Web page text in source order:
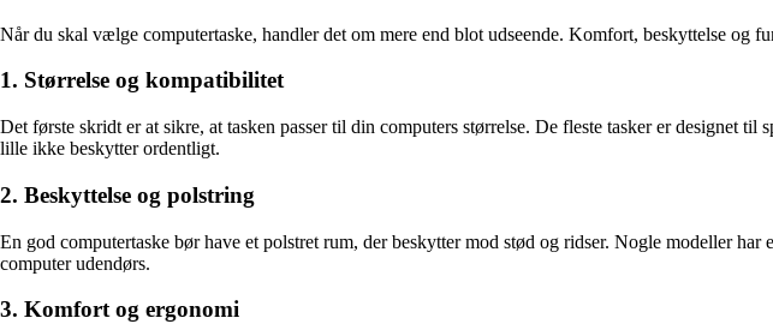
Når du skal vælge computertaske, handler det om mere end blot udseende. Komfort, beskyttelse og
1. Størrelse og kompatibilitet
Det første skridt er at sikre, at tasken passer til din computers størrelse. De fleste tasker er
lille ikke beskytter ordentligt.
2. Beskyttelse og polstring
En god computertaske bør have et polstret rum, der beskytter mod stød og ridser. Nogle modeller
computer udendørs.
3. Komfort og ergonomi